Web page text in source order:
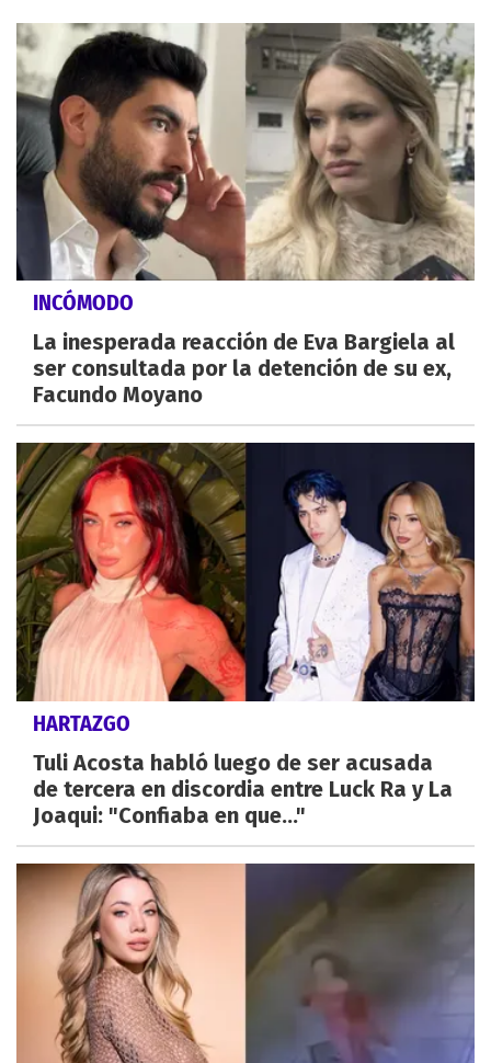
INCÓMODO
La inesperada reacción de Eva Bargiela al
ser consultada por la detención de su ex,
Facundo Moyano
HARTAZGO
Tuli Acosta habló luego de ser acusada
de tercera en discordia entre Luck Ra y La
Joaqui: "Confiaba en que..."